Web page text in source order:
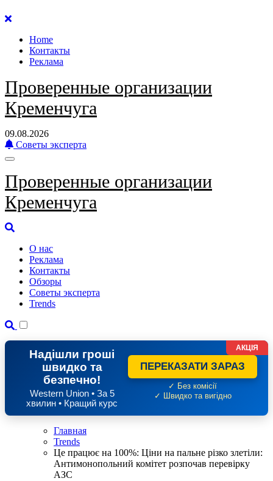
Перейти
содержанию
Home
Контакты
Реклама
Проверенные организации
Кременчуга
09.08.2026
Советы эксперта
Проверенные организации
Кременчуга
О нас
Реклама
Контакты
Обзоры
Советы эксперта
Trends
Надішли гроші
швидко та
безпечно!
Western Union • За 5
хвилин • Кращий курс
ПЕРЕКАЗАТИ ЗАРАЗ
✓ Без комісії
✓ Швидко та вигідно
АКЦІЯ
Главная
Trends
Це працює на 100%: Ціни на пальне різко злетіли:
Антимонопольний комітет розпочав перевірку
АЗС